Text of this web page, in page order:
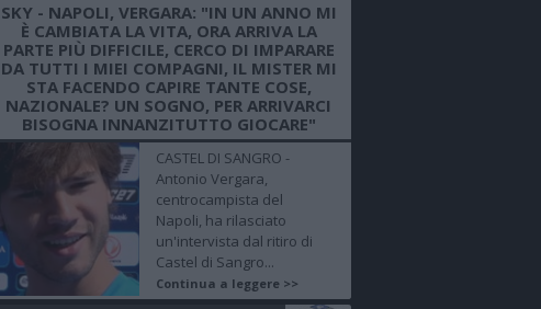
SKY - NAPOLI, VERGARA: "IN UN ANNO MI
È CAMBIATA LA VITA, ORA ARRIVA LA
PARTE PIÙ DIFFICILE, CERCO DI IMPARARE
DA TUTTI I MIEI COMPAGNI, IL MISTER MI
STA FACENDO CAPIRE TANTE COSE,
NAZIONALE? UN SOGNO, PER ARRIVARCI
BISOGNA INNANZITUTTO GIOCARE"
CASTEL DI SANGRO -
Antonio Vergara,
centrocampista del
Napoli, ha rilasciato
un'intervista dal ritiro di
Castel di Sangro...
Continua a leggere >>